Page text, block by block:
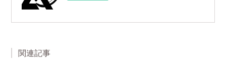
関連記事